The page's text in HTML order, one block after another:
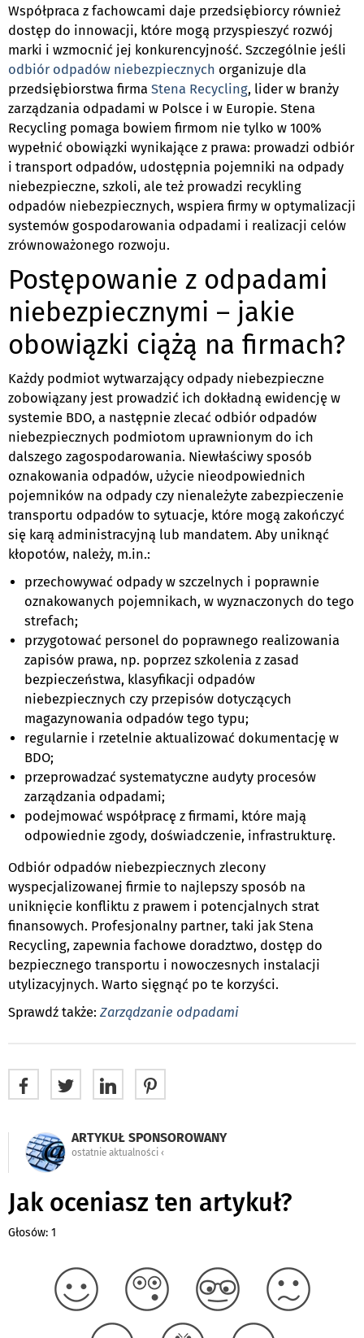
Współpraca z fachowcami daje przedsiębiorcy również
dostęp do innowacji, które mogą przyspieszyć rozwój
marki i wzmocnić jej konkurencyjność. Szczególnie jeśli
odbiór odpadów niebezpiecznych organizuje dla
przedsiębiorstwa firma Stena Recycling, lider w branży
zarządzania odpadami w Polsce i w Europie. Stena
Recycling pomaga bowiem firmom nie tylko w 100%
wypełnić obowiązki wynikające z prawa: prowadzi odbiór
i transport odpadów, udostępnia pojemniki na odpady
niebezpieczne, szkoli, ale też prowadzi recykling
odpadów niebezpiecznych, wspiera firmy w optymalizacji
systemów gospodarowania odpadami i realizacji celów
zrównoważonego rozwoju.
Postępowanie z odpadami
niebezpiecznymi – jakie
obowiązki ciążą na firmach?
Każdy podmiot wytwarzający odpady niebezpieczne
zobowiązany jest prowadzić ich dokładną ewidencję w
systemie BDO, a następnie zlecać odbiór odpadów
niebezpiecznych podmiotom uprawnionym do ich
dalszego zagospodarowania. Niewłaściwy sposób
oznakowania odpadów, użycie nieodpowiednich
pojemników na odpady czy nienależyte zabezpieczenie
transportu odpadów to sytuacje, które mogą zakończyć
się karą administracyjną lub mandatem. Aby uniknąć
kłopotów, należy, m.in.:
przechowywać odpady w szczelnych i poprawnie
oznakowanych pojemnikach, w wyznaczonych do tego
strefach;
przygotować personel do poprawnego realizowania
zapisów prawa, np. poprzez szkolenia z zasad
bezpieczeństwa, klasyfikacji odpadów
niebezpiecznych czy przepisów dotyczących
magazynowania odpadów tego typu;
regularnie i rzetelnie aktualizować dokumentację w
BDO;
przeprowadzać systematyczne audyty procesów
zarządzania odpadami;
podejmować współpracę z firmami, które mają
odpowiednie zgody, doświadczenie, infrastrukturę.
Odbiór odpadów niebezpiecznych zlecony
wyspecjalizowanej firmie to najlepszy sposób na
uniknięcie konfliktu z prawem i potencjalnych strat
finansowych. Profesjonalny partner, taki jak Stena
Recycling, zapewnia fachowe doradztwo, dostęp do
bezpiecznego transportu i nowoczesnych instalacji
utylizacyjnych. Warto sięgnąć po te korzyści.
Sprawdź także: Zarządzanie odpadami
ARTYKUŁ SPONSOROWANY
ostatnie aktualności ‹
Jak oceniasz ten artykuł?
Głosów: 1